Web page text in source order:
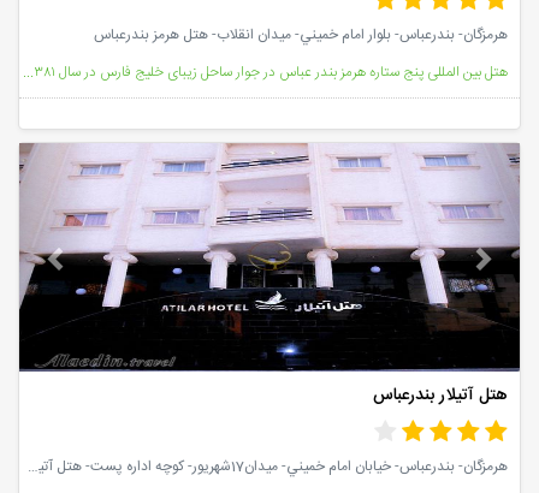
هرمزگان- بندرعباس- بلوار امام خميني- ميدان انقلاب- هتل هرمز بندرعباس
هتل بین المللی پنج ستاره هرمز بندر عباس در جوار ساحل زیبای خليج فارس در سال ۱۳۸۱ مورد بهره برداری قر
Next
هتل آتیلار بندرعباس
هرمزگان- بندرعباس- خيابان امام خميني- ميدان17شهريور- کوچه اداره پست- هتل آتیلار بندرعباس